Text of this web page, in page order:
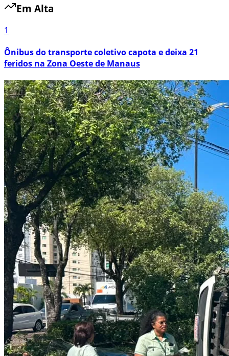
Em Alta
1
Ônibus do transporte coletivo capota e deixa 21
feridos na Zona Oeste de Manaus